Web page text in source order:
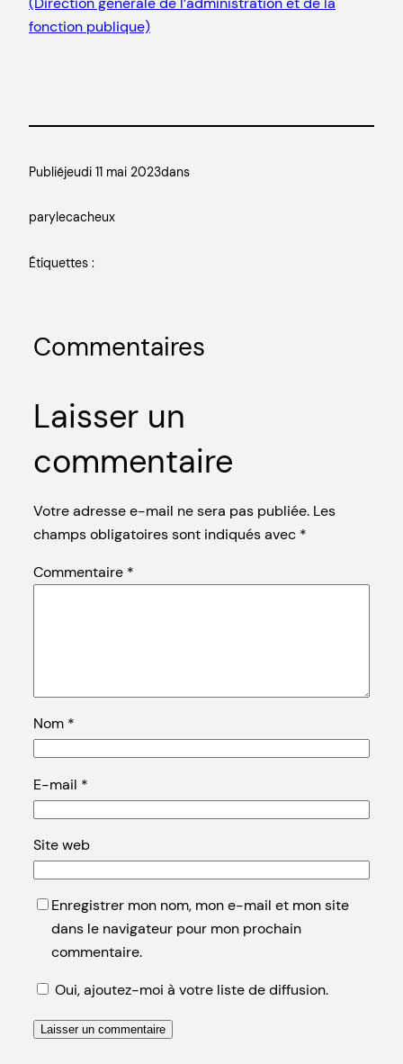
fonction publique)
Publiéjeudi 11 mai 2023dans
parylecacheux
Étiquettes :
Commentaires
Laisser un
commentaire
Votre adresse e-mail ne sera pas publiée. Les
champs obligatoires sont indiqués avec *
Commentaire *
Nom *
E-mail *
Site web
Enregistrer mon nom, mon e-mail et mon site
dans le navigateur pour mon prochain
commentaire.
Oui, ajoutez-moi à votre liste de diffusion.